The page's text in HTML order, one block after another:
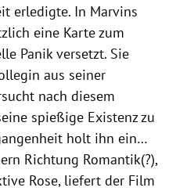
erledigte. In Marvins
eine Karte zum
Panik versetzt. Sie
aus seiner
nach diesem
spießige Existenz zu
holt ihn ein…
Richtung Romantik(?),
Rose, liefert der Film